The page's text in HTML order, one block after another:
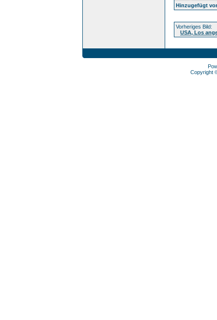
Hinzugefügt
Vorheriges Bild:
USA, Los
Copyright